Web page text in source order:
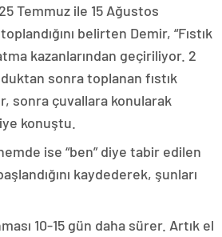
Temmuz ile 15 Ağustos
belirten Demir, “Fıstık
kazanlarından geçiriliyor. 2
sonra toplanan fıstık
sonra çuvallara konularak
konuştu.
ise “ben” diye tabir edilen
kaydederek, şunları
10-15 gün daha sürer. Artık el